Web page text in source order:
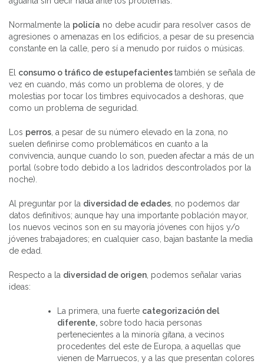
Normalmente la policía no debe acudir para resolver casos de
agresiones o amenazas en los edificios, a pesar de su presencia
constante en la calle, pero sí a menudo por ruidos o músicas.
El consumo o tráfico de estupefacientestambién se señala de
vez en cuando, más como un problema de olores, y de
molestias por tocar los timbres equivocados a deshoras, que
como un problema de seguridad.
Los perros , a pesar de su número elevado en la zona, no
suelen definirse como problemáticos en cuanto a la
convivencia, aunque cuando lo son, pueden afectar a más de un
portal (sobre todo debido a los ladridos descontrolados por la
noche).
Al preguntar por la diversidad de edades , no podemos dar
datos definitivos; aunque hay una importante población mayor,
los nuevos vecinos son en su mayoría jóvenes con hijos y/o
jóvenes trabajadores; en cualquier caso, bajan bastante la media
de edad.
Respecto a la diversidad de origen , podemos señalar varias
ideas:
La primera, una fuerte categorización del
diferente, sobre todo hacia personas
pertenecientes a la minoría gitana, a vecinos
procedentes del este de Europa, a aquellas que
vienen de Marruecos, y a las que presentan colores